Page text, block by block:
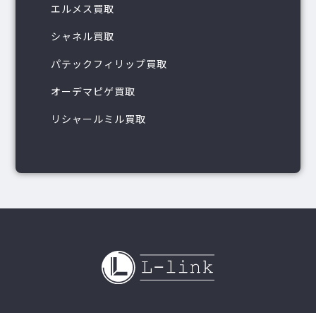
エルメス買取
シャネル買取
パテックフィリップ買取
オーデマピゲ買取
リシャールミル買取